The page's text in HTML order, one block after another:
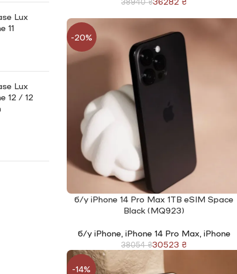
Lux
11
Lux
12 / 12
-20%
ЧИТАТИ ДАЛІ
б/у iPhone 14 Pro Max 1TB eSIM Space
Black (MQ923)
б/у iPhone, iPhone 14 Pro Max iPhone
38054₴30523 ₴
-14%